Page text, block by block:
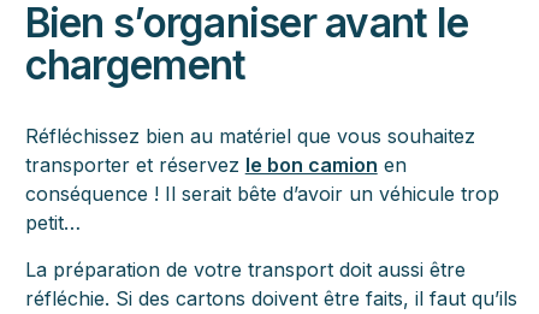
Bien s’organiser avant le
chargement
Réfléchissez bien au matériel que vous souhaitez
transporter et réservez le bon camion en
conséquence ! Il serait bête d’avoir un véhicule trop
petit…
La préparation de votre transport doit aussi être
réfléchie. Si des cartons doivent être faits, il faut qu’ils